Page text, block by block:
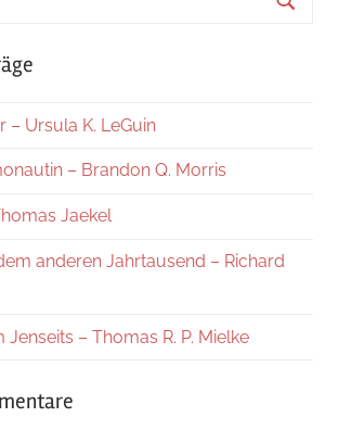
– Ursula K. LeGuin
– Brandon Q. Morris
Jaekel
anderen Jahrtausend – Richard
– Thomas R. P. Mielke